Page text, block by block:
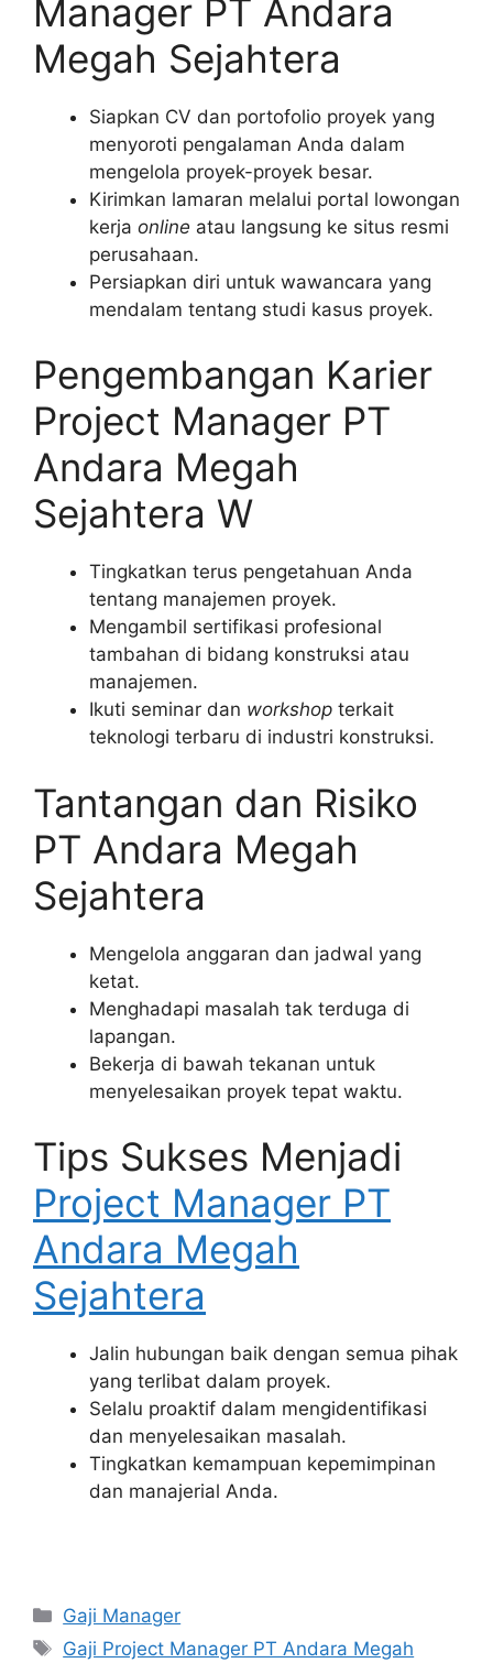
Manager PT Andara
Megah Sejahtera
Siapkan CV dan portofolio proyek yang
menyoroti pengalaman Anda dalam
mengelola proyek-proyek besar.
Kirimkan lamaran melalui portal lowongan
kerja online atau langsung ke situs resmi
perusahaan.
Persiapkan diri untuk wawancara yang
mendalam tentang studi kasus proyek.
Pengembangan Karier
Project Manager PT
Andara Megah
Sejahtera W
Tingkatkan terus pengetahuan Anda
tentang manajemen proyek.
Mengambil sertifikasi profesional
tambahan di bidang konstruksi atau
manajemen.
Ikuti seminar dan workshop terkait
teknologi terbaru di industri konstruksi.
Tantangan dan Risiko
PT Andara Megah
Sejahtera
Mengelola anggaran dan jadwal yang
ketat.
Menghadapi masalah tak terduga di
lapangan.
Bekerja di bawah tekanan untuk
menyelesaikan proyek tepat waktu.
Tips Sukses Menjadi
Project Manager PT
Andara Megah
Sejahtera
Jalin hubungan baik dengan semua pihak
yang terlibat dalam proyek.
Selalu proaktif dalam mengidentifikasi
dan menyelesaikan masalah.
Tingkatkan kemampuan kepemimpinan
dan manajerial Anda.
Kategori
Gaji Manager
Tag
Gaji Project Manager PT Andara Megah